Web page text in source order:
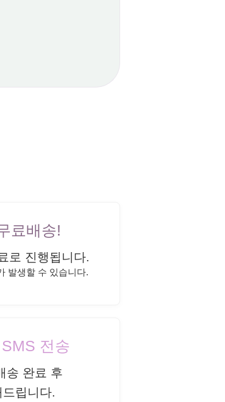
료배송!
로 진행됩니다.
발생할 수 있습니다.
전송
송 완료 후
립니다.